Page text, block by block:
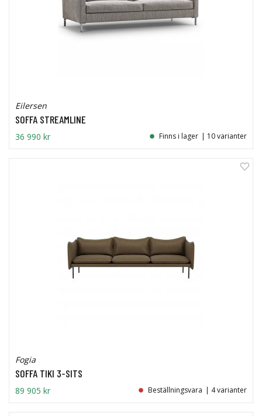
Eilersen
SOFFA STREAMLINE
36 990 kr Finns i lager | 10 varianter
Fogia
SOFFA TIKI 3-SITS
89 905 kr Beställningsvara | 4 varianter